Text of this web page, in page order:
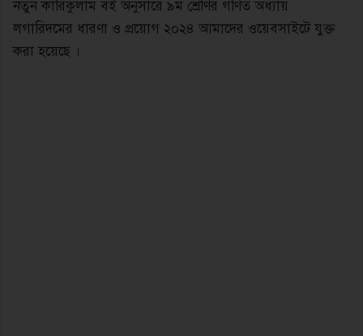
নতুন কারিকুলাম বই অনুসারে ৯ম শ্রেণির গণিত অধ্যায়
লগারিদমের ধারণা ও প্রয়োগ ২০২৪ আমাদের ওয়েবসাইটে যুক্ত
করা হয়েছে ।